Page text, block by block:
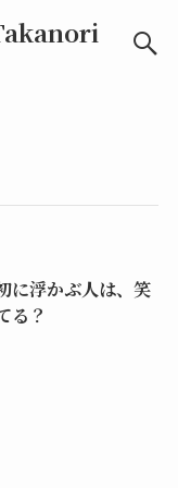
に浮かぶ人は、笑
る？